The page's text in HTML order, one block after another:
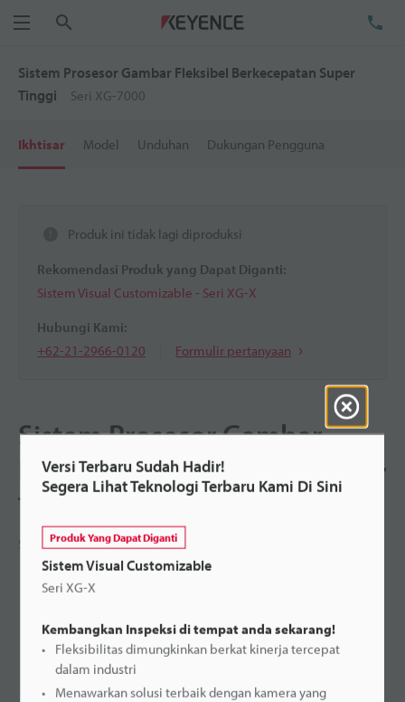
Menu
Sistem Prosesor Gambar Fleksibel Berkecepatan Super
Tinggi
Seri XG-7000
Ikhtisar Model Unduhan Dukungan Pengguna
Produk ini tidak lagi diproduksi
Rekomendasi Produk yang Dapat Diganti:
Sistem Visual Customizable - Seri XG-X
Hubungi Kami:
+62-21-2966-0120
Formulir pertanyaan
Sistem Prosesor Gambar
Fleksibel Berkecepatan Super
Tinggi
Seri XG-7000
Versi Terbaru Sudah Hadir!
Segera Lihat Teknologi Terbaru Kami Di Sini
Produk Yang Dapat Diganti
Sistem Visual Customizable
Seri XG-X
Kembangkan Inspeksi di tempat anda sekarang!
Fleksibilitas dimungkinkan berkat kinerja tercepat
dalam industri
Menawarkan solusi terbaik dengan kamera yang